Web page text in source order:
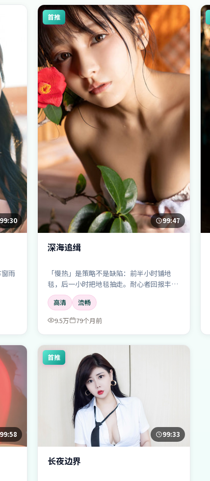
雨
首推
99:47
深海追缉
「慢热」是策略不是缺陷：前半小时铺地
毯，后一小时把地毯抽走。耐心者回报丰
厚。
高清
流畅
9.5万
79个月前
99:58
首推
99:33
长夜边界